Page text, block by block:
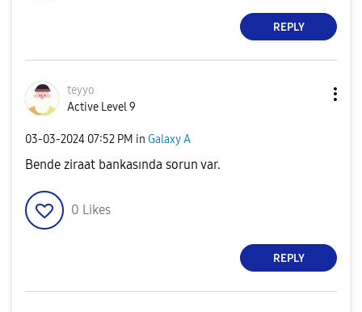
REPLY
teyyo
Active Level 9
‎03-03-2024 07:52 PM in Galaxy A
Bende ziraat bankasında sorun var.
0 Likes
REPLY